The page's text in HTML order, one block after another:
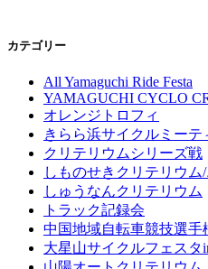
カテゴリー
All Yamaguchi Ride Festa
YAMAGUCHI CYCLO
オレンジトロフィ
きらら浜サイクルミーテ
クリテリウムシリーズ戦
しものせきクリテリウ
しゅうなんクリテリウム
トラック記録会
中国地域自転車競技選手
大星山サイクルフェスタ